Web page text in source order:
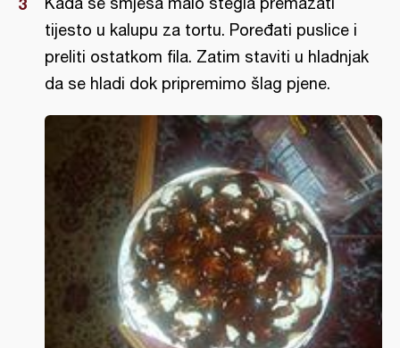
tijesto u kalupu za tortu. Poređati puslice i
preliti ostatkom fila. Zatim staviti u hladnjak
da se hladi dok pripremimo šlag pjene.